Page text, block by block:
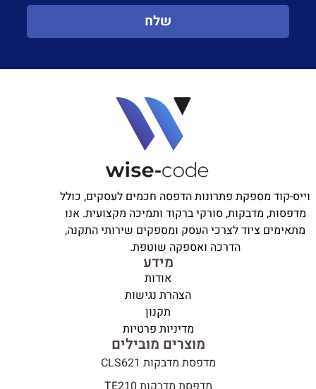
שלח
וייס-קוד מספקת פתרונות הדפסה חכמים לעסקים, כולל
מדפסות, מדבקות, סורקי ברקוד ותמיכה מקצועית. אנו
מתאימים ציוד לצרכי העסק ומספקים שירותי התקנה,
הדרכה ואספקה שוטפת.
מידע
אודות
הצהרת נגישות
תקנון
מדיניות פרטיות
מוצרים מובילים
מדפסת מדבקות CLS621